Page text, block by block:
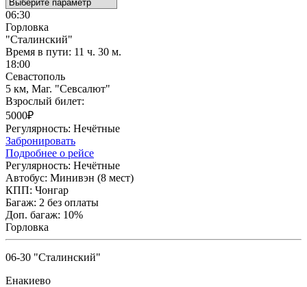
06:30
Горловка
"Сталинский"
Время в пути: 11 ч. 30 м.
18:00
Севастополь
5 км, Маг. "Севсалют"
Взрослый билет:
5000₽
Регулярность: Нечётные
Забронировать
Подробнее о рейсе
Регулярность: Нечётные
Автобус: Минивэн (8 мест)
КПП: Чонгар
Багаж: 2 без оплаты
Доп. багаж: 10%
Горловка
06-30 "Сталинский"
Енакиево